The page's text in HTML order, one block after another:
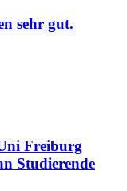
sehr gut.
Freiburg
Studierende